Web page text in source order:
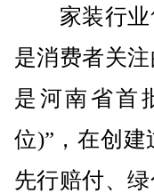
家装行业
是消费者关
是河南省首
位)”，在创
先行赔付、